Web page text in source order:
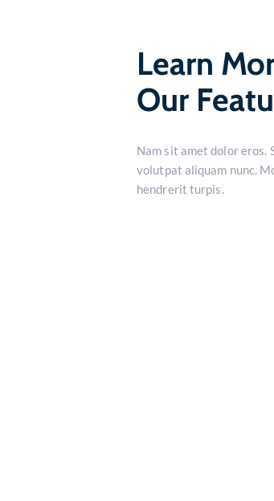
Learn
Our
Nam sit amet dolor eros.
volutpat aliquam nunc.
hendrerit turpis.